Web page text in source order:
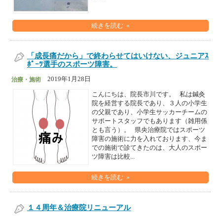
続きを読む »
「成長痛だから」で終わらせてはいけない、ジュニアｽ
ﾎﾟｰﾂ選手のスポーツ障害。
2019年1月28日
治療・施術
こんにちは、院長市川です。 私は鍼灸
院を経営する院長であり、３人の小学生
の父親であり、小学生サッカーチームの
サポートスタッフでもあります（雑用係
とも言う）。 県央治療院ではスポーツ
障害の施術に力を入れております、今ま
での施術で診てきたのは、大人のスポー
ツ障害は比較...
続きを読む »
１４周年＆治療院リニューアル